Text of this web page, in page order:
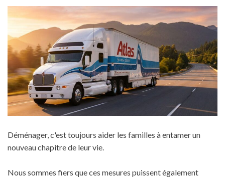
Déménager, c'est toujours aider les familles à entamer un
nouveau chapitre de leur vie.
Nous sommes fiers que ces mesures puissent également